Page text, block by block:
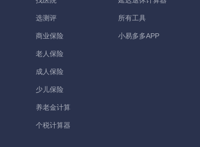
选测评
商业保险
老人保险
成人保险
少儿保险
养老金计算
个税计算器
所有工具
小易多多APP